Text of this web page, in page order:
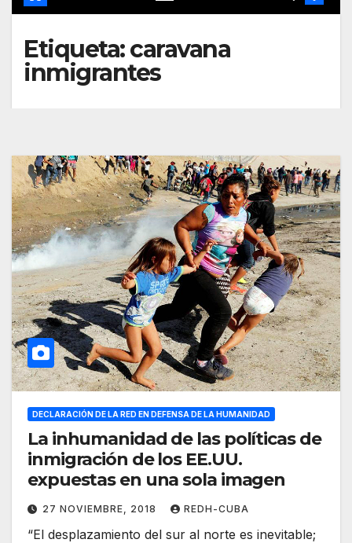
Etiqueta:caravana
inmigrantes
DECLARACIÓN DE LA RED EN DEFENSA DE LA HUMANIDAD
La inhumanidad de las políticas de
inmigración de los EE.UU.
expuestas en una sola imagen
27 NOVIEMBRE, 2018 REDH-CUBA
“El desplazamiento del sur al norte es inevitable;